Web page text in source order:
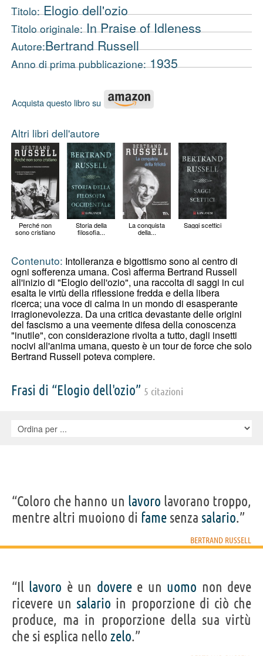
Titolo:Elogio dell'ozio
Titolo originale:In Praise of Idleness
Autore:Bertrand Russell
Anno di prima pubblicazione:1935
Acquista questo libro su
Altri libri dell'autore
Perché non
sono cristiano
Storia della
filosofia...
La conquista
della...
Saggi scettici
Contenuto: Intolleranza e bigottismo sono al centro di
ogni sofferenza umana. Così afferma Bertrand Russell
all'inizio di "Elogio dell'ozio", una raccolta di saggi in cui
esalta le virtù della riflessione fredda e della libera
ricerca; una voce di calma in un mondo di esasperante
irragionevolezza. Da una critica devastante delle origini
del fascismo a una veemente difesa della conoscenza
"inutile", con considerazione rivolta a tutto, dagli insetti
nocivi all'anima umana, questo è un tour de force che solo
Bertrand Russell poteva compiere.
Frasi di “Elogio dell'ozio” 5 citazioni
“Coloro che hanno un lavoro lavorano troppo,
mentre altri muoiono di fame senza salario.”
BERTRAND RUSSELL
“Il lavoro è un doveree un uomo non deve
ricevere un salario in proporzione di ciò che
produce, ma in proporzione della sua virtù
che si esplica nello zelo.”